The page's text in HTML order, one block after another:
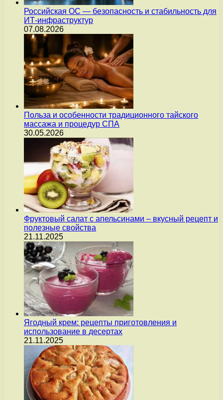
Российская ОС — безопасность и стабильность для
ИТ-инфраструктур
07.08.2026
Польза и особенности традиционного тайского
массажа и процедур СПА
30.05.2026
Фруктовый салат с апельсинами – вкусный рецепт и
полезные свойства
21.11.2025
Ягодный крем: рецепты приготовления и
использование в десертах
21.11.2025